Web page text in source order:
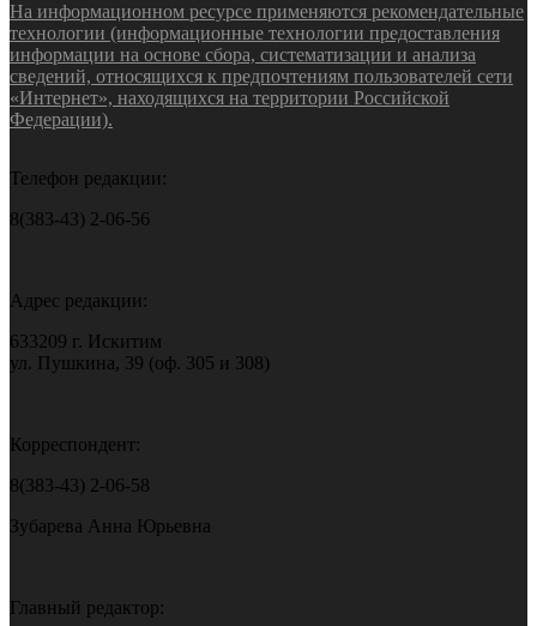
На информационном ресурсе применяются рекомендательные
технологии (информационные технологии предоставления
информации на основе сбора, систематизации и анализа
сведений, относящихся к предпочтениям пользователей сети
«Интернет», находящихся на территории Российской
Федерации).
Телефон редакции:
8(383-43) 2-06-56
Адрес редакции:
633209 г. Искитим
ул. Пушкина, 39 (оф. 305 и 308)
Корреспондент:
8(383-43) 2-06-58
Зубарева Анна Юрьевна
Главный редактор: